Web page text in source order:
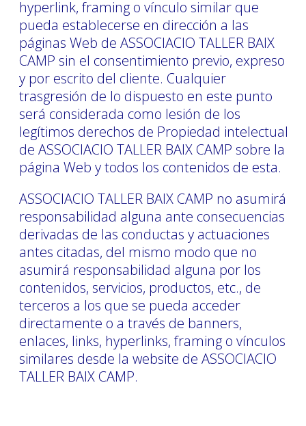
hyperlink, framing o vínculo similar que
pueda establecerse en dirección a las
páginas Web de ASSOCIACIO TALLER BAIX
CAMP sin el consentimiento previo, expreso
y por escrito del cliente. Cualquier
trasgresión de lo dispuesto en este punto
será considerada como lesión de los
legítimos derechos de Propiedad intelectual
de ASSOCIACIO TALLER BAIX CAMP sobre la
página Web y todos los contenidos de esta.
ASSOCIACIO TALLER BAIX CAMP no asumirá
responsabilidad alguna ante consecuencias
derivadas de las conductas y actuaciones
antes citadas, del mismo modo que no
asumirá responsabilidad alguna por los
contenidos, servicios, productos, etc., de
terceros a los que se pueda acceder
directamente o a través de banners,
enlaces, links, hyperlinks, framing o vínculos
similares desde la website de ASSOCIACIO
TALLER BAIX CAMP.